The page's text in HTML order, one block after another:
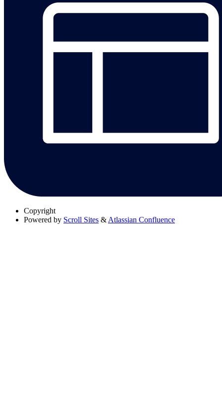
Copyright
Powered by Scroll Sites & Atlassian Confluence